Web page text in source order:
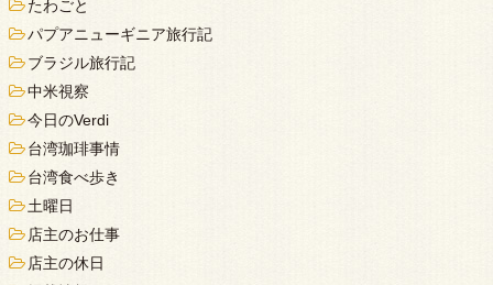
たわごと
パプアニューギニア旅行記
ブラジル旅行記
中米視察
今日のVerdi
台湾珈琲事情
台湾食べ歩き
土曜日
店主のお仕事
店主の休日